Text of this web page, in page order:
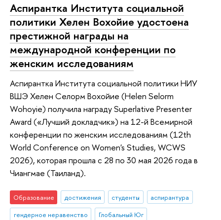
Аспирантка Института социальной
политики Хелен Вохойие удостоена
престижной награды на
международной конференции по
женским исследованиям
Аспирантка Института социальной политики НИУ
ВШЭ Хелен Селорм Вохойие (Helen Selorm
Wohoyie) получила награду Superlative Presenter
Award («Лучший докладчик») на 12-й Всемирной
конференции по женским исследованиям (12th
World Conference on Women's Studies, WCWS
2026), которая прошла с 28 по 30 мая 2026 года в
Чиангмае (Таиланд).
Образование достижения студенты
аспирантура
гендерное неравенство
Глобальный Юг